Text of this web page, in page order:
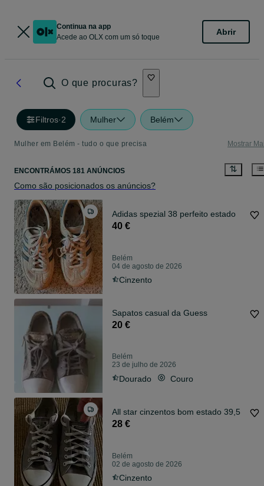
Continua na app
Acede ao OLX com um só toque
Abrir
O que procuras?
Filtros·2 Mulher Belém
Mulher em Belém - tudo o que precisa Mostrar
ENCONTRÁMOS 181 ANÚNCIOS
Como são posicionados os anúncios?
Adidas spezial 38 perfeito estado
40 €
Belém
04 de agosto de 2026
Cinzento
Sapatos casual da Guess
20 €
Belém
23 de julho de 2026
Dourado Couro
All star cinzentos bom estado 39,5
28 €
Belém
02 de agosto de 2026
Cinzento